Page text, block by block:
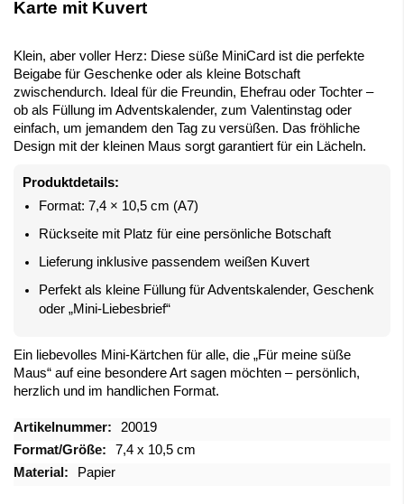
Karte mit Kuvert
Klein, aber voller Herz: Diese süße MiniCard ist die perfekte
Beigabe für Geschenke oder als kleine Botschaft
zwischendurch. Ideal für die Freundin, Ehefrau oder Tochter –
ob als Füllung im Adventskalender, zum Valentinstag oder
einfach, um jemandem den Tag zu versüßen. Das fröhliche
Design mit der kleinen Maus sorgt garantiert für ein Lächeln.
Produktdetails:
Format: 7,4 × 10,5 cm (A7)
Rückseite mit Platz für eine persönliche Botschaft
Lieferung inklusive passendem weißen Kuvert
Perfekt als kleine Füllung für Adventskalender, Geschenk
oder „Mini-Liebesbrief“
Ein liebevolles Mini-Kärtchen für alle, die „Für meine süße
Maus“ auf eine besondere Art sagen möchten – persönlich,
herzlich und im handlichen Format.
Mehr
Informationen
20019
7,4 x 10,5 cm
Papier